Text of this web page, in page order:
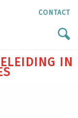
CONTACT
IN